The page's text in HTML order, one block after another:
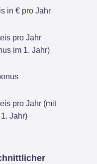
in € pro Jahr
pro Jahr
im 1. Jahr)
pro Jahr (mit
Jahr)